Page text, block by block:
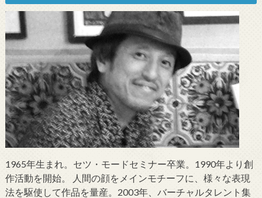
1965年生まれ。セツ・モードセミナー卒業。1990年より創
作活動を開始。 人間の顔をメインモチーフに、様々な表現
法を駆使して作品を量産。2003年、バーチャルタレント集